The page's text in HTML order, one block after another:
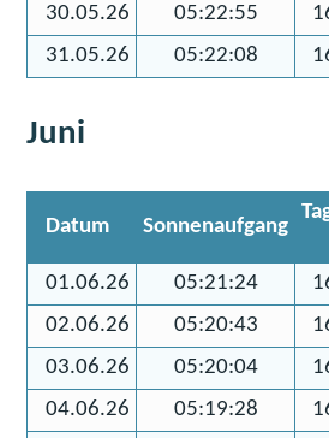
30.05.26
05:22:55
31.05.26
05:22:08
Juni
Datum Sonnenaufgang
01.06.26 05:21:24
02.06.26
05:20:43
03.06.26
05:20:04
04.06.26
05:19:28